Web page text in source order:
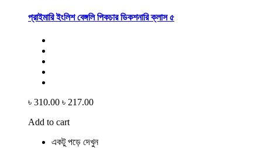
প্রাইমারি ইংলিশ বেঙ্গলি পিকচার ডিকশনারি ক্লাস ৫
৳ 310.00 ৳ 217.00
Add to cart
একটু পড়ে দেখুন